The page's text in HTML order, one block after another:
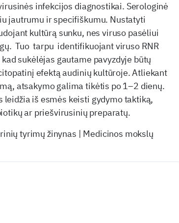
infekcijos diagnostikai. Serologinė
jautrumu ir specifiškumu. Nustatyti
kultūrą sunku, nes viruso pasėliui
Tuo tarpu identifikuojant viruso RNR
sukėlėjas gautame pavyzdyje būtų
efektą audinių kultūroje. Atliekant
atsakymo galima tikėtis po 1–2 dienų.
leidžia iš esmės keisti gydymo taktiką,
ar priešvirusinių preparatų.
tyrimų žinynas | Medicinos mokslų